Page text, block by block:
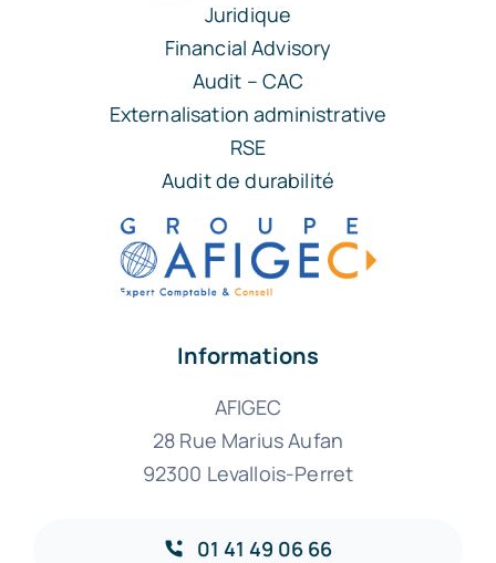
Juridique
Financial Advisory
Audit – CAC
Externalisation administrative
RSE
Audit de durabilité
Informations
AFIGEC
28 Rue Marius Aufan
92300 Levallois-Perret
01 41 49 06 66